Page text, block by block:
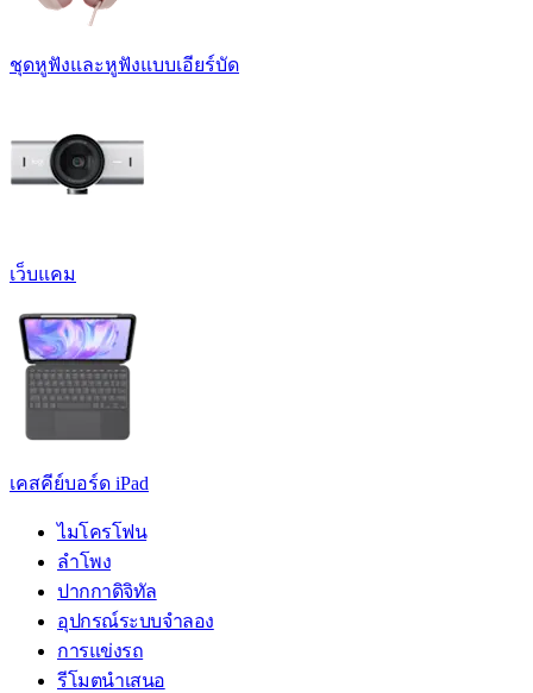
ชุดหูฟังและหูฟังแบบเอียร์บัด
เว็บแคม
เคสคีย์บอร์ด iPad
ไมโครโฟน
ลำโพง
ปากกาดิจิทัล
อุปกรณ์ระบบจำลอง
การแข่งรถ
รีโมตนำเสนอ